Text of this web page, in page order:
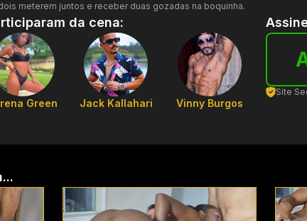
meterem juntos e receber duas gozadas na boquinha.
da cena:
Green Jack Kallahari Vinny Burgos
Site